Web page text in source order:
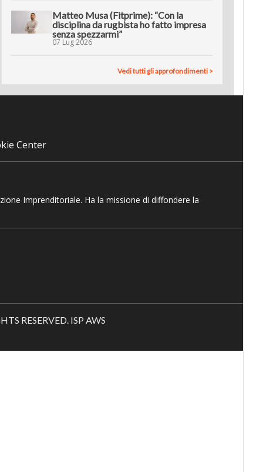
Matteo Musa (Fitprime): “Con la
disciplina da rugbista ho fatto impresa
senza spezzarmi”
07 Lug 2026
Vedi tutti gli approfondimenti >
Center
Imprenditoriale. Ha la missione di diffondere la
RESERVED. ISP AWS